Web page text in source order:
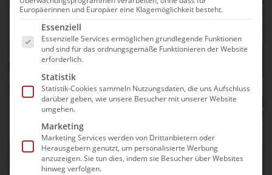
Europäerinnen und Europäer eine Klagemöglichkeit besteht.
Es folgt eine Liste der Service-Gruppen, für die
Essenziell
Essenzielle Services ermöglichen grundlegende Funktionen
und sind für das ordnungsgemäße Funktionieren der Website
erforderlich.
Statistik
Statistik-Cookies sammeln Nutzungsdaten, die uns Aufschluss
darüber geben, wie unsere Besucher mit unserer Website
umgehen.
Marketing
Marketing Services werden von Drittanbietern oder
Herausgebern genutzt, um personalisierte Werbung
anzuzeigen. Sie tun dies, indem sie Besucher über Websites
hinweg verfolgen.